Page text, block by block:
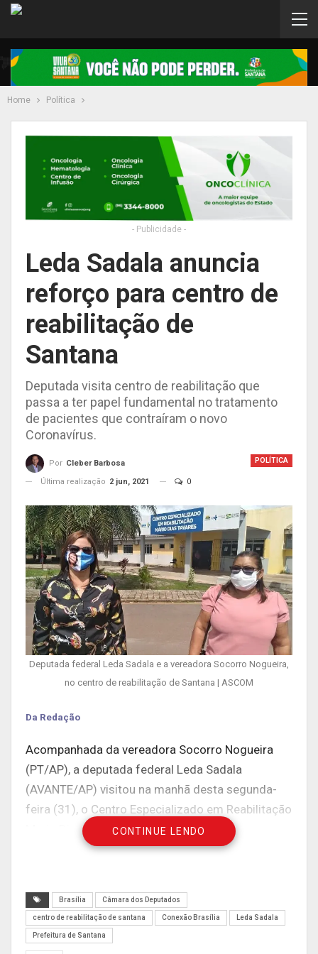
Home Política
- Publicidade -
Leda Sadala anuncia
reforço para centro de
reabilitação de
Santana
Deputada visita centro de reabilitação que
passa a ter papel fundamental no tratamento
de pacientes que contraíram o novo
Coronavírus.
POLÍTICA
Por Cleber Barbosa
Última realização 2 jun, 2021 0
Deputada federal Leda Sadala e a vereadora Socorro Nogueira,
no centro de reabilitação de Santana | ASCOM
Da Redação
Acompanhada da vereadora Socorro Nogueira
(PT/AP), a deputada federal Leda Sadala
(AVANTE/AP) visitou na manhã desta segunda-
feira (31), o Centro Especializado em Reabilitação
Mario Dias Tavares, em Santana, depois que a
unidade serviu de ponto de apoio no socorro aos
Hospital Estadual de Santana.
“Antes de solicitar emendas federais para
melhorar ainda mais o atendimento do Centro,
CONTINUE LENDO
Brasília Câmara dos Deputados
centro de reabilitação de santana Conexão Brasília Leda Sadala
Prefeitura de Santana